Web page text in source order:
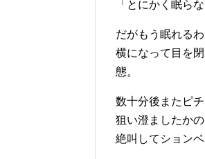
「とにかく眠ら
だがもう眠れるわ
横になって目を
態。
数十分後またピチ
狙い澄ましたか
絶叫してション